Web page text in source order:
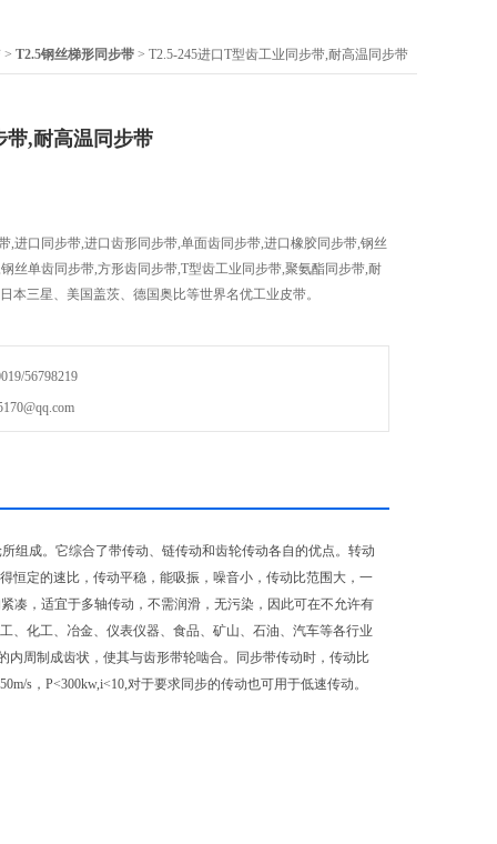
> T2.5钢丝梯形同步带 > T2.5-245进口T型齿工业同步带,耐高温同步带
带,耐高温同步带
,进口同步带,进口齿形同步带,单面齿同步带,进口橡胶同步带,钢丝
丝单齿同步带,方形齿同步带,T型齿工业同步带,聚氨酯同步带,耐
本三星、美国盖茨、德国奥比等世界名优工业皮带。
56798219
组成。它综合了带传动、链传动和齿轮传动各自的优点。转动
恒定的速比，传动平稳，能吸振，噪音小，传动比范围大，一
凑，适宜于多轴传动，不需润滑，无污染，因此可在不允许有
、化工、冶金、仪表仪器、食品、矿山、石油、汽车等各行业
周制成齿状，使其与齿形带轮啮合。
同步带传动时，传动比
s，P<300kw,i<10,对于要求同步的传动也可用于低速传动。